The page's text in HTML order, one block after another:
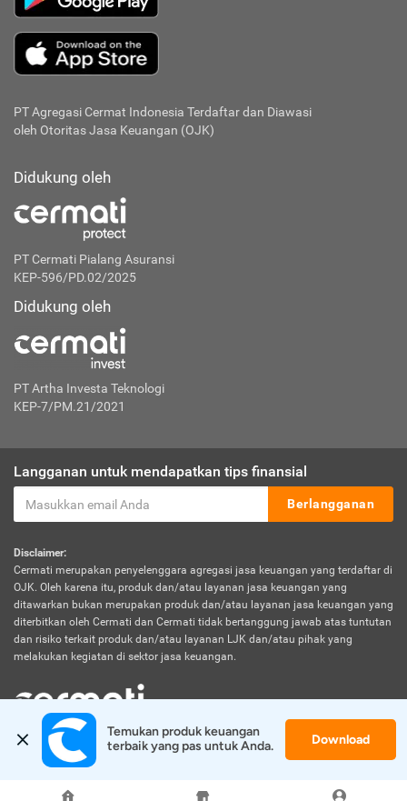
PT Agregasi Cermat Indonesia Terdaftar dan Diawasi
oleh Otoritas Jasa Keuangan (OJK)
Didukung oleh
PT Cermati Pialang Asuransi
KEP-596/PD.02/2025
Didukung oleh
PT Artha Investa Teknologi
KEP-7/PM.21/2021
Langganan untuk mendapatkan tips finansial
Berlangganan
Disclaimer:
Cermati merupakan penyelenggara agregasi jasa keuangan yang terdaftar di
OJK. Oleh karena itu, produk dan/atau layanan jasa keuangan yang
ditawarkan bukan merupakan produk dan/atau layanan jasa keuangan yang
diterbitkan oleh Cermati dan Cermati tidak bertanggung jawab atas tuntutan
dan risiko terkait produk dan/atau layanan LJK dan/atau pihak yang
melakukan kegiatan di sektor jasa keuangan.
© 2026 Cermati. All Rights Reserved.
Temukan produk keuangan
terbaik yang pas untuk Anda.
Download